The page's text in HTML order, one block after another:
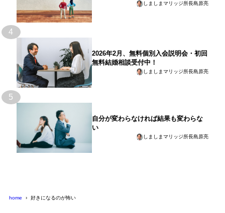
しましまマリッジ所長島原亮
4
2026年2月、無料個別入会説明会・初回
無料結婚相談受付中！
しましまマリッジ所長島原亮
5
自分が変わらなければ結果も変わらな
い
しましまマリッジ所長島原亮
home 好きになるのが怖い